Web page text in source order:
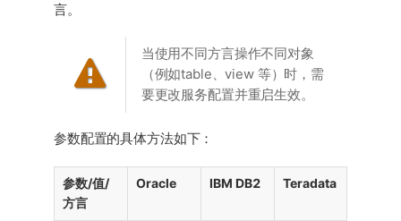
言。
当使用不同方言操作不同对象
（例如table、view 等）时，需
要更改服务配置并重启生效。
参数配置的具体方法如下：
参数/值/
方言
Oracle IBM DB2 Teradata